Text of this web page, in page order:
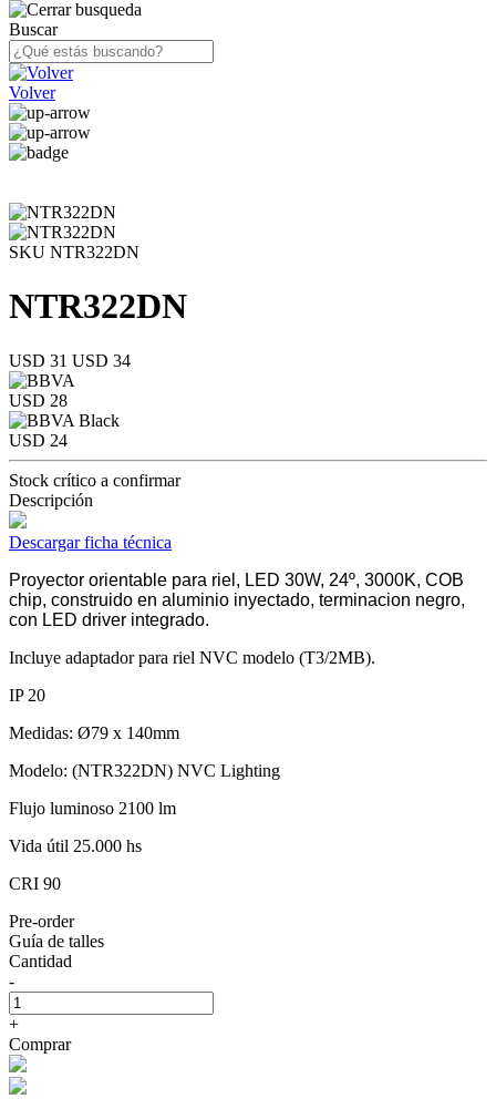
Buscar
Volver
SKU NTR322DN
NTR322DN
USD 31 USD 34
USD 28
USD 24
Stock crítico a confirmar
Descripción
Descargar ficha técnica
Proyector orientable para riel, LED 30W, 24º, 3000K, COB
chip, construido en aluminio inyectado, terminacion negro,
con LED driver integrado.
Incluye adaptador para riel NVC modelo (T3/2MB).
IP 20
Medidas: Ø79 x 140mm
Modelo: (NTR322DN) NVC Lighting
Flujo luminoso 2100 lm
Vida útil 25.000 hs
CRI 90
Pre-order
Guía de talles
Cantidad
-
+
Comprar